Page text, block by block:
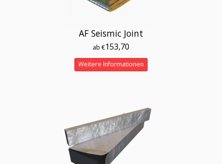
AF Seismic Joint
ab €153,70
Weitere Informationen